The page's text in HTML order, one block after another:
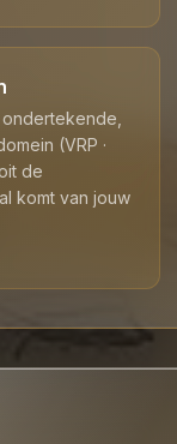
(VRP ·
de
komt van jouw